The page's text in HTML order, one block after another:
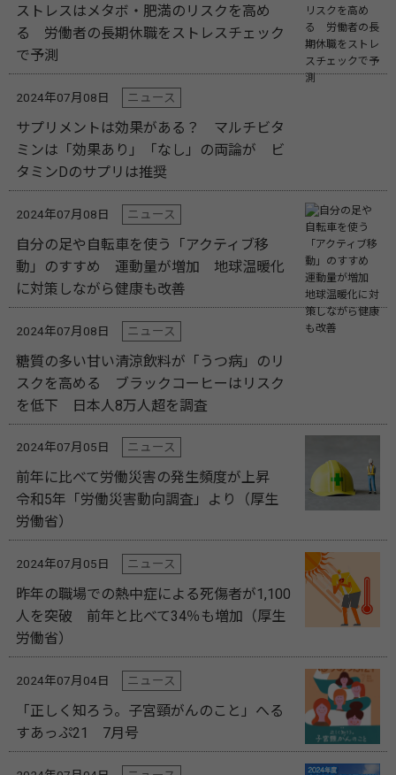
ストレスはメタボ・肥満のリスクを高め
る 労働者の長期休職をストレスチェック
で予測
2024年07月08日 ニュース
サプリメントは効果がある？ マルチビタ
ミンは「効果あり」「なし」の両論が ビ
タミンDのサプリは推奨
2024年07月08日 ニュース
自分の足や自転車を使う「アクティブ移
動」のすすめ 運動量が増加 地球温暖化
に対策しながら健康も改善
2024年07月08日 ニュース
糖質の多い甘い清涼飲料が「うつ病」のリ
スクを高める ブラックコーヒーはリスク
を低下 日本人8万人超を調査
2024年07月05日 ニュース
前年に比べて労働災害の発生頻度が上昇
令和5年「労働災害動向調査」より（厚生
労働省）
2024年07月05日 ニュース
昨年の職場での熱中症による死傷者が1,100
人を突破 前年と比べて34％も増加（厚生
労働省）
2024年07月04日 ニュース
「正しく知ろう。子宮頸がんのこと」へる
すあっぷ21 7月号